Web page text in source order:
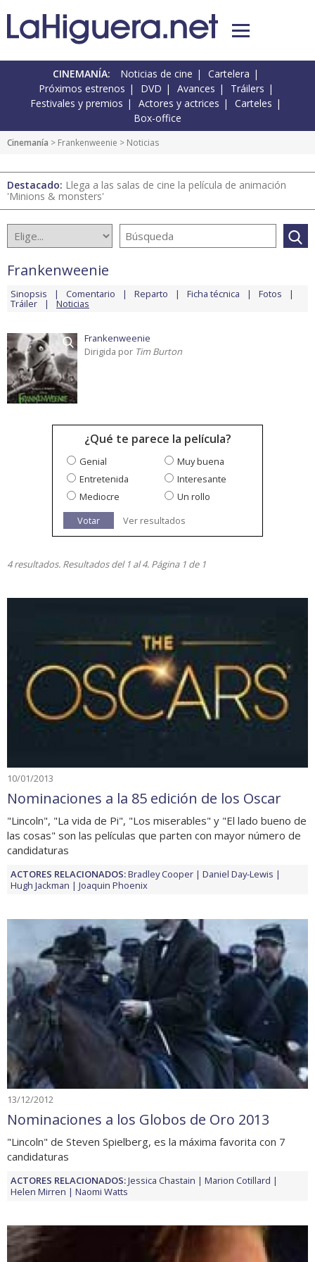
CINEMANÍA: Noticias de cine
Cartelera
Próximos estrenos
DVD Avances
Tráilers
Festivales y premios
Actores y actrices
Carteles
Box-office
Cinemanía > Frankenweenie > Noticias
Destacado: Llega a las salas de cine la película de animación
'Minions & monsters'
Frankenweenie
Sinopsis Comentario Reparto Ficha técnica Fotos
Tráiler Noticias
Frankenweenie
Dirigida por Tim Burton
¿Qué te parece la película?
Genial
Muy buena
Entretenida
Interesante
Mediocre
Un rollo
Votar
Ver resultados
4 resultados. Resultados del 1 al 4. Página 1 de 1
10/01/2013
Nominaciones a la 85 edición de los Oscar
"Lincoln", "La vida de Pi", "Los miserables" y "El lado bueno de
las cosas" son las películas que parten con mayor número de
candidaturas
ACTORES RELACIONADOS:Bradley Cooper
Daniel Day-Lewis
Hugh Jackman
Joaquin Phoenix
13/12/2012
Nominaciones a los Globos de Oro 2013
"Lincoln" de Steven Spielberg, es la máxima favorita con 7
candidaturas
ACTORES RELACIONADOS:Jessica Chastain
Marion Cotillard
Helen Mirren
Naomi Watts